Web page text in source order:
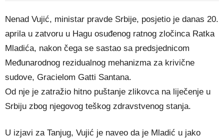
Nenad Vujić, ministar pravde Srbije, posjetio je danas 20.
aprila u zatvoru u Hagu osuđenog ratnog zločinca Ratka
Mladića, nakon čega se sastao sa predsjednicom
Međunarodnog rezidualnog mehanizma za krivične
sudove, Gracielom Gatti Santana.
Od nje je zatražio hitno puštanje zlikovca na liječenje u
Srbiju zbog njegovog teškog zdravstvenog stanja.
U izjavi za Tanjug, Vujić je naveo da je Mladić u jako